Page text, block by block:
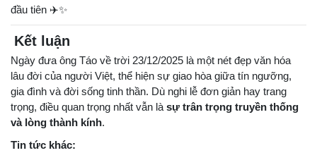
đầu tiên ✈️✨
Kết luận
Ngày đưa ông Táo về trời 23/12/2025 là một nét đẹp văn hóa
lâu đời của người Việt, thể hiện sự giao hòa giữa tín ngưỡng,
gia đình và đời sống tinh thần. Dù nghi lễ đơn giản hay trang
trọng, điều quan trọng nhất vẫn là sự trân trọng truyền thống
và lòng thành kính.
Tin tức khác: